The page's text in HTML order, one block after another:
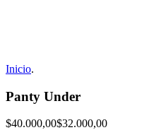
Inicio.
Panty Under
$40.000,00$32.000,00